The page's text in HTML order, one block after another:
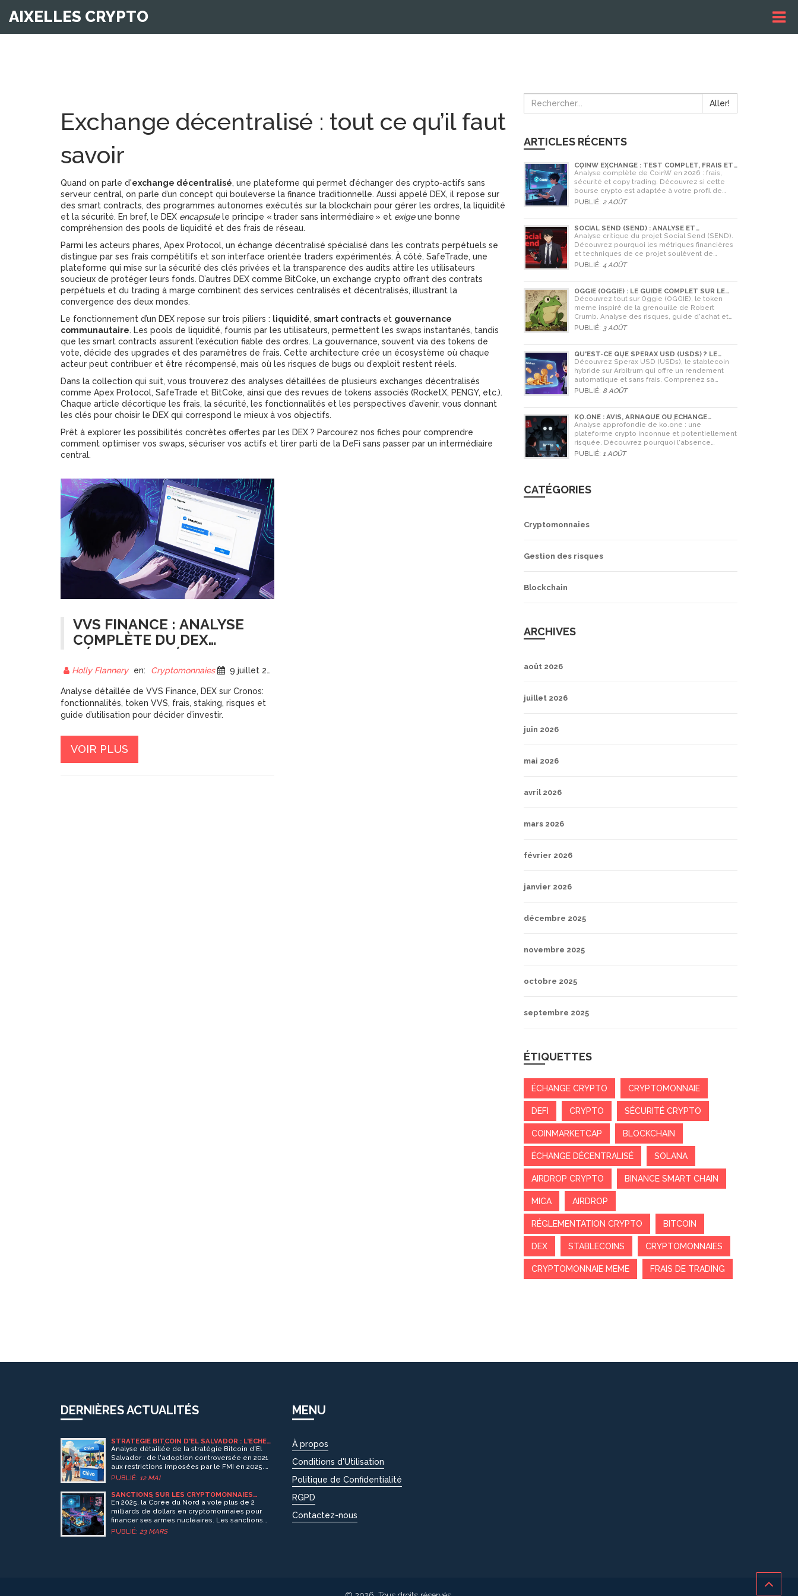
AIXELLES CRYPTO
Exchange décentralisé : tout ce qu’il faut
savoir
Quand on parle d'exchange décentralisé, une plateforme qui permet d’échanger des crypto‑actifs sans
serveur central, on parle d’un concept qui bouleverse la finance traditionnelle. Aussi appelé DEX, il repose sur
des smart contracts, des programmes autonomes exécutés sur la blockchain pour gérer les ordres, la liquidité
et la sécurité. En bref, le DEX encapsulele principe « trader sans intermédiaire » et exigeune bonne
compréhension des pools de liquidité et des frais de réseau.
Parmi les acteurs phares, Apex Protocol, un échange décentralisé spécialisé dans les contrats perpétuels se
distingue par ses frais compétitifs et son interface orientée traders expérimentés. À côté, SafeTrade, une
plateforme qui mise sur la sécurité des clés privées et la transparence des audits attire les utilisateurs
soucieux de protéger leurs fonds. D’autres DEX comme BitCoke, un exchange crypto offrant des contrats
perpétuels et du trading à marge combinent des services centralisés et décentralisés, illustrant la
convergence des deux mondes.
Le fonctionnement d’un DEX repose sur trois piliers : liquidité, smart contracts et gouvernance
communautaire. Les pools de liquidité, fournis par les utilisateurs, permettent les swaps instantanés, tandis
que les smart contracts assurent l’exécution fiable des ordres. La gouvernance, souvent via des tokens de
vote, décide des upgrades et des paramètres de frais. Cette architecture crée un écosystème où chaque
acteur peut contribuer et être récompensé, mais où les risques de bugs ou d’exploit restent réels.
Dans la collection qui suit, vous trouverez des analyses détaillées de plusieurs exchanges décentralisés
comme Apex Protocol, SafeTrade et BitCoke, ainsi que des revues de tokens associés (RocketX, PENGY, etc.).
Chaque article décortique les frais, la sécurité, les fonctionnalités et les perspectives d’avenir, vous donnant
les clés pour choisir le DEX qui correspond le mieux à vos objectifs.
Prêt à explorer les possibilités concrètes offertes par les DEX ? Parcourez nos fiches pour comprendre
comment optimiser vos swaps, sécuriser vos actifs et tirer parti de la DeFi sans passer par un intermédiaire
central.
VVS FINANCE : ANALYSE
COMPLÈTE DU DEX
DÉCENTRALISÉ SUR
CRONOS
Holly Flannery en: Cryptomonnaies 9 juillet 2025
Analyse détaillée de VVS Finance, DEX sur Cronos:
fonctionnalités, token VVS, frais, staking, risques et
guide d’utilisation pour décider d’investir.
VOIR PLUS
Aller!
ARTICLES RÉCENTS
COINW EXCHANGE : TEST COMPLET, FRAIS ET
SÉCURITÉ EN 2026
Analyse complète de CoinW en 2026 : frais,
sécurité et copy trading. Découvrez si cette
bourse crypto est adaptée à votre profil de
trader.
PUBLIÉ: 2 AOÛT
SOCIAL SEND (SEND) : ANALYSE ET
AVERTISSEMENTS CRITIQUES POUR 2026
Analyse critique du projet Social Send (SEND).
Découvrez pourquoi les métriques financières
et techniques de ce projet soulèvent de
graves doutes quant à sa légitimité en 2026.
PUBLIÉ: 4 AOÛT
OGGIE (OGGIE) : LE GUIDE COMPLET SUR LE
TOKEN MEME DE LA GRENOUILLE
Découvrez tout sur Oggie (OGGIE), le token
meme inspiré de la grenouille de Robert
Crumb. Analyse des risques, guide d'achat et
comparaison avec Pepe.
PUBLIÉ: 3 AOÛT
QU'EST-CE QUE SPERAX USD (USDS) ? LE
STABLECOIN À RENDEMENT AUTOMATIQUE
Découvrez Sperax USD (USDs), le stablecoin
hybride sur Arbitrum qui offre un rendement
automatique et sans frais. Comprenez sa
technologie, ses risques et comment l'utiliser
PUBLIÉ: 8 AOÛT
KO.ONE : AVIS, ARNAQUE OU ÉCHANGE
LÉGITIME ? ANALYSE COMPLÈTE
Analyse approfondie de ko.one : une
plateforme crypto inconnue et potentiellement
risquée. Découvrez pourquoi l'absence
d'information est un danger, comparez avec
PUBLIÉ: 1 AOÛT
CATÉGORIES
Cryptomonnaies
Gestion des risques
Blockchain
ARCHIVES
août 2026
juillet 2026
juin 2026
mai 2026
avril 2026
mars 2026
février 2026
janvier 2026
décembre 2025
novembre 2025
octobre 2025
septembre 2025
ÉTIQUETTES
ÉCHANGE CRYPTO CRYPTOMONNAIE
DEFI CRYPTO SÉCURITÉ CRYPTO
COINMARKETCAP BLOCKCHAIN
ÉCHANGE DÉCENTRALISÉ SOLANA
AIRDROP CRYPTO BINANCE SMART CHAIN
MICA AIRDROP
RÉGLEMENTATION CRYPTO BITCOIN
DEX STABLECOINS CRYPTOMONNAIES
CRYPTOMONNAIE MEME FRAIS DE TRADING
DERNIÈRES ACTUALITÉS
STRATÉGIE BITCOIN D'EL SALVADOR : L'ÉCHEC
DU MONNAIE LÉGALE ET LES NOUVELLES
RESTRICTIONS
Analyse détaillée de la stratégie Bitcoin d'El
Salvador : de l'adoption controversée en 2021
aux restrictions imposées par le FMI en 2025.
Découvrez pourquoi le statut de monnaie
PUBLIÉ: 12 MAI
SANCTIONS SUR LES CRYPTOMONNAIES
NORD-CORÉENNES ET ADRESSES DE
PORTEFEUILLES SANCTIONNÉES
En 2025, la Corée du Nord a volé plus de 2
milliards de dollars en cryptomonnaies pour
financer ses armes nucléaires. Les sanctions
internationales ciblent les portefeuilles et les
PUBLIÉ: 23 MARS
MENU
À propos
Conditions d'Utilisation
Politique de Confidentialité
RGPD
Contactez-nous